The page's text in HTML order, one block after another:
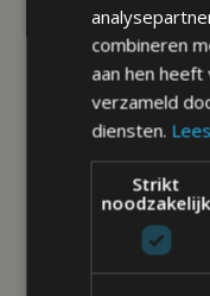
combineren
aan hen
verzameld
diensten.
Strikt
noodzakelijk